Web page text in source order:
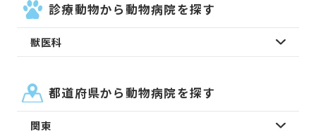
診療動物から動物病院を探す
獣医科
都道府県から動物病院を探す
関東